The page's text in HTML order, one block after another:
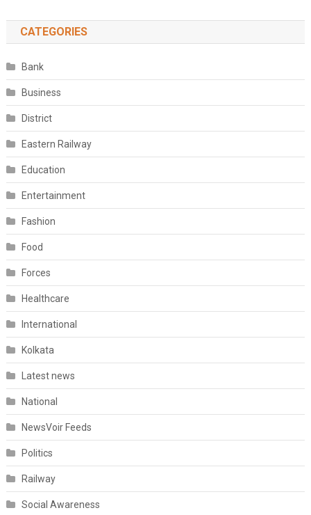
CATEGORIES
Bank
Business
District
Eastern Railway
Education
Entertainment
Fashion
Food
Forces
Healthcare
International
Kolkata
Latest news
National
NewsVoir Feeds
Politics
Railway
Social Awareness